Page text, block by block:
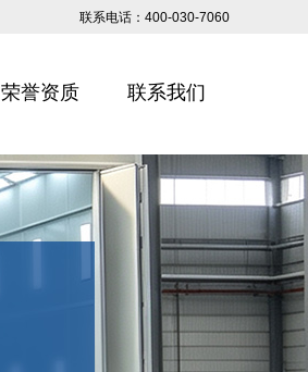
联系电话：400-030-7060
荣誉资质 联系我们